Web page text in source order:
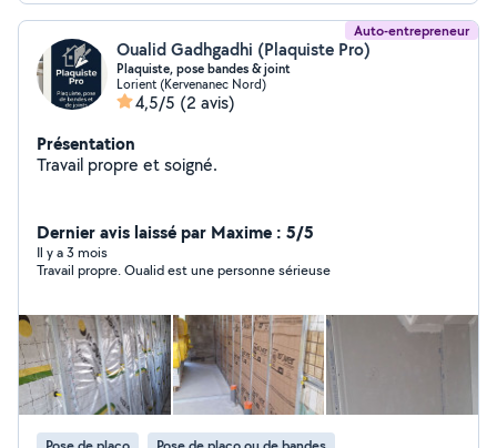
Auto-entrepreneur
Oualid Gadhgadhi (Plaquiste Pro)
Plaquiste, pose bandes & joint
Lorient (Kervenanec Nord)
4,5/5 (2 avis)
Présentation
Travail propre et soigné.
Dernier avis laissé par Maxime : 5/5
Il y a 3 mois
Travail propre. Oualid est une personne sérieuse